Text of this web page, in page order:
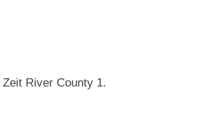
River County 1.